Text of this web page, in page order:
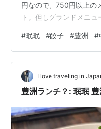
円なので、750円以上の
ト。但しグランドメニ
もやし炒め 豆苗のあっ
に美味しいので必ず毎回
菜とイカの炒め物 今日
今日も美味しかった！本
されました（笑） tabel…
#珉珉 #餃子 #豊洲 #
I love traveling in
豊洲ランチ？: 珉珉 豊